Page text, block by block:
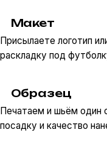
Макет
Присылаете логотип
раскладку под
Образец
Печатаем и шьём один
посадку и качество